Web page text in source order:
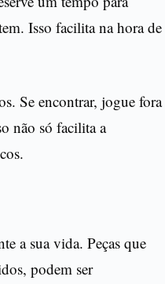
Isso facilita na hora de
Se encontrar, jogue fora
não só facilita a
a sua vida. Peças que
podem ser